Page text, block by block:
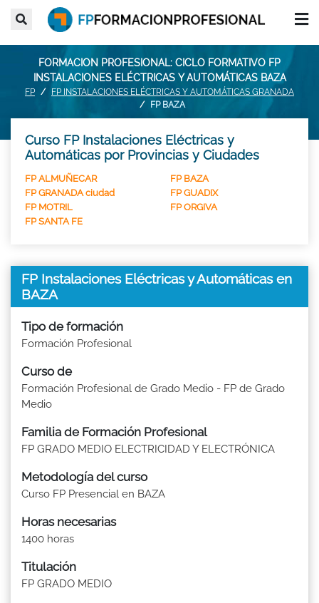
FORMACION PROFESIONAL: CICLO FORMATIVO FP
INSTALACIONES ELÉCTRICAS Y AUTOMÁTICAS BAZA
FP
FP INSTALACIONES ELÉCTRICAS Y AUTOMÁTICAS GRANADA
FP BAZA
Curso FP Instalaciones Eléctricas y
Automáticas por Provincias y Ciudades
FP ALMUÑECAR
FP BAZA
FP GRANADA ciudad
FP GUADIX
FP MOTRIL
FP ORGIVA
FP SANTA FE
FP Instalaciones Eléctricas y Automáticas en
BAZA
Tipo de formación
Formación Profesional
Curso de
Formación Profesional de Grado Medio - FP de Grado
Medio
Familia de Formación Profesional
FP GRADO MEDIO ELECTRICIDAD Y ELECTRÓNICA
Metodología del curso
Curso FP Presencial en BAZA
Horas necesarias
1400 horas
Titulación
FP GRADO MEDIO